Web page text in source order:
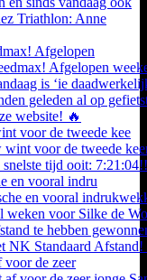
Afgelopen
voor de tweede kee
en vooral indru
voor de zeer